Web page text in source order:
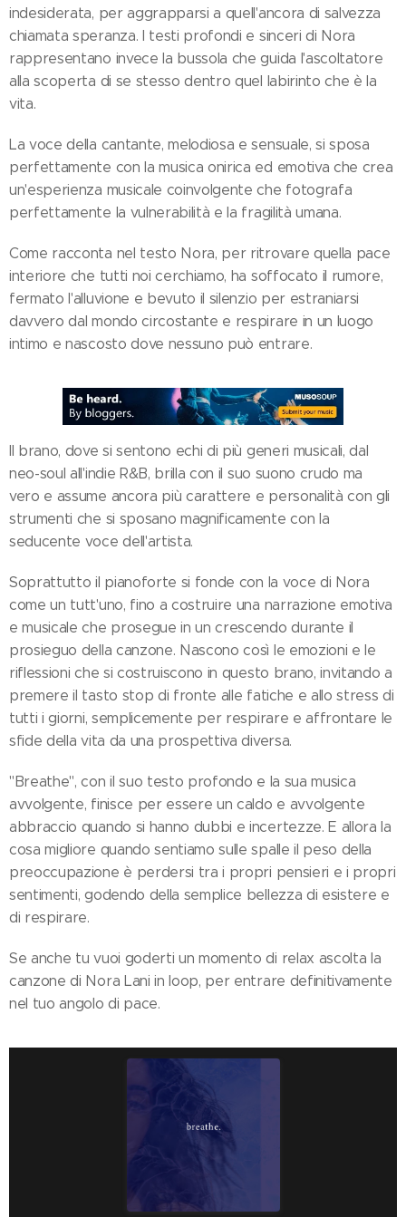
indesiderata, per aggrapparsi a quell'ancora di salvezza
chiamata speranza. I testi profondi e sinceri di Nora
rappresentano invece la bussola che guida l'ascoltatore
alla scoperta di se stesso dentro quel labirinto che è la
vita.
La voce della cantante, melodiosa e sensuale, si sposa
perfettamente con la musica onirica ed emotiva che crea
un'esperienza musicale coinvolgente che fotografa
perfettamente la vulnerabilità e la fragilità umana.
Come racconta nel testo Nora, per ritrovare quella pace
interiore che tutti noi cerchiamo, ha soffocato il rumore,
fermato l'alluvione e bevuto il silenzio per estraniarsi
davvero dal mondo circostante e respirare in un luogo
intimo e nascosto dove nessuno può entrare.
Il brano, dove si sentono echi di più generi musicali, dal
neo-soul all'indie R&B, brilla con il suo suono crudo ma
vero e assume ancora più carattere e personalità con gli
strumenti che si sposano magnificamente con la
seducente voce dell'artista.
Soprattutto il pianoforte si fonde con la voce di Nora
come un tutt'uno, fino a costruire una narrazione emotiva
e musicale che prosegue in un crescendo durante il
prosieguo della canzone. Nascono così le emozioni e le
riflessioni che si costruiscono in questo brano, invitando a
premere il tasto stop di fronte alle fatiche e allo stress di
tutti i giorni, semplicemente per respirare e affrontare le
sfide della vita da una prospettiva diversa.
"Breathe", con il suo testo profondo e la sua musica
avvolgente, finisce per essere un caldo e avvolgente
abbraccio quando si hanno dubbi e incertezze. E allora la
cosa migliore quando sentiamo sulle spalle il peso della
preoccupazione è perdersi tra i propri pensieri e i propri
sentimenti, godendo della semplice bellezza di esistere e
di respirare.
Se anche tu vuoi goderti un momento di relax ascolta la
canzone di Nora Lani in loop, per entrare definitivamente
nel tuo angolo di pace.